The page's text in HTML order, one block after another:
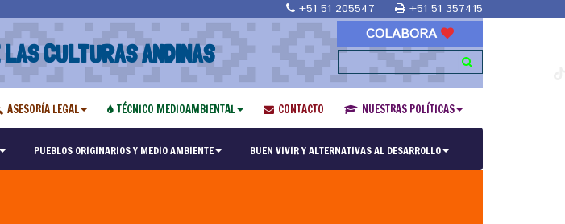
+51 51 205547 +51 51 357415
CULTURAS ANDINAS
COLABORA
ASESORÍA LEGAL TÉCNICO MEDIOAMBIENTAL CONTACTO NUESTRAS POLÍTICAS
PUEBLOS ORIGINARIOS Y MEDIO AMBIENTE BUEN VIVIR Y ALTERNATIVAS AL DESARROLLO